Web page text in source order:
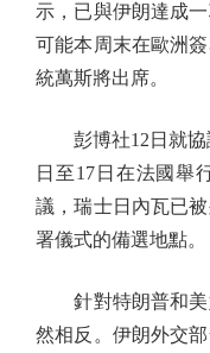
示，已與伊朗達成
可能本周末在歐洲
統萬斯將出席。
彭博社12日就協
日至17日在法國舉
議，瑞士日內瓦已
署儀式的備選地點。
針對特朗普和美
然相反。伊朗外交